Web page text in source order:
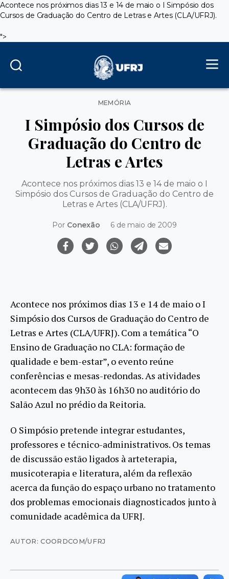
Acontece nos próximos dias 13 e 14 de maio o I Simpósio dos
Cursos de Graduação do Centro de Letras e Artes (CLA/UFRJ).
">
Categorias
MEMÓRIA
I Simpósio dos Cursos de
Graduação do Centro de
Letras e Artes
Acontece nos próximos dias 13 e 14 de maio o I
Simpósio dos Cursos de Graduação do Centro de
Letras e Artes (CLA/UFRJ).
Por Conexão 6 de maio de 2009
Acontece nos próximos dias 13 e 14 de maio o I
Simpósio dos Cursos de Graduação do Centro de
Letras e Artes (CLA/UFRJ). Com a temática “O
Ensino de Graduação no CLA: formação de
qualidade e bem-estar”, o evento reúne
conferências e mesas-redondas. As atividades
acontecem das 9h30 às 16h30 no auditório do
Salão Azul no prédio da Reitoria.
O Simpósio pretende integrar estudantes,
professores e técnico-administrativos. Os temas
de discussão estão ligados à arteterapia,
musicoterapia e literatura, além da reflexão
acerca da função do espaço urbano no tratamento
dos problemas emocionais diagnosticados junto à
comunidade acadêmica da UFRJ.
AUTOR: COORDCOM/UFRJ